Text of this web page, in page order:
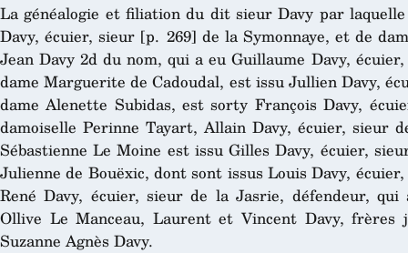
La généalogie et filiation du dit sieur Davy par
Davy, écuier, sieur [p. 269] de la Symonnaye, et de
Jean Davy 2d du nom, qui a eu Guillaume Davy,
dame Marguerite de Cadoudal, est issu Jullien Davy,
dame Alenette Subidas, est sorty François Davy,
damoiselle Perinne Tayart, Allain Davy, écuier, sieur
Sébastienne Le Moine est issu Gilles Davy, écuier,
Julienne de Bouëxic, dont sont issus Louis Davy,
René Davy, écuier, sieur de la Jasrie, défendeur, qui
Ollive Le Manceau, Laurent et Vincent Davy, frères
Suzanne Agnès Davy.